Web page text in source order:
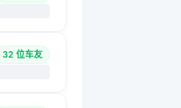
32 位车友